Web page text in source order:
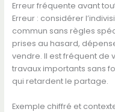
Erreur fréquente avant
Erreur : considérer
commun sans règles
prises au hasard,
vendre. Il est fréquent de
travaux importants sans
qui retardent le partage.
Exemple chiffré et